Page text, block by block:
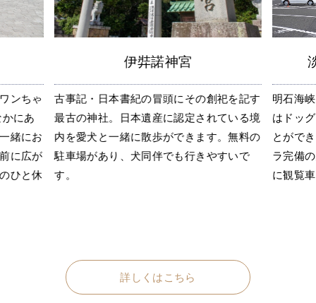
ンちゃ
にあ
緒にお
に広が
ひと休
伊弉諾神宮
古事記・日本書紀の冒頭にその創祀を記す
最古の神社。日本遺産に認定されている境
内を愛犬と一緒に散歩ができます。無料の
駐車場があり、犬同伴でも行きやすいで
す。
明石海
はドッ
とがで
ラ完備
に観覧
詳しくはこちら